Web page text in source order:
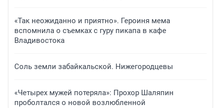
«Так неожиданно и приятно». Героиня мема
вспомнила о съемках с гуру пикапа в кафе
Владивостока
Соль земли забайкальской. Нижегородцевы
«Четырех мужей потеряла»: Прохор Шаляпин
проболтался о новой возлюбленной